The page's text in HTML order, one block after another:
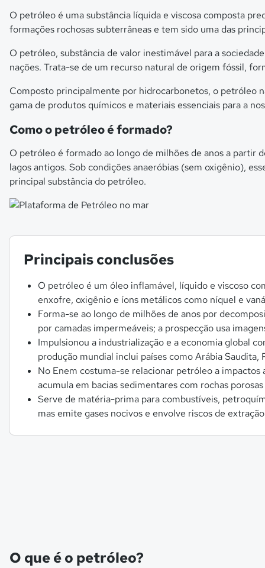
O petróleo é uma substância líquida e viscosa composta
formações rochosas subterrâneas e tem sido uma das
O petróleo, substância de valor inestimável para a
nações. Trata-se de um recurso natural de origem fóssil,
Composto principalmente por hidrocarbonetos, o petróleo
gama de produtos químicos e materiais essenciais para a
Como o petróleo é formado?
O petróleo é formado ao longo de milhões de anos a partir
lagos antigos. Sob condições anaeróbias (sem oxigênio),
principal substância do petróleo.
Principais conclusões
O petróleo é um óleo inflamável, líquido e viscoso
enxofre, oxigênio e íons metálicos como níquel e
Forma-se ao longo de milhões de anos por
por camadas impermeáveis; a prospecção usa
Impulsionou a industrialização e a economia global
produção mundial inclui países como Arábia
No Enem costuma-se relacionar petróleo a
acumula em bacias sedimentares com rochas
Serve de matéria-prima para combustíveis,
mas emite gases nocivos e envolve riscos de
O que é o petróleo?